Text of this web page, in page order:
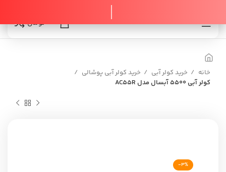
تومان 0
خانه خرید کولر آبی
خرید کولر آبی پوشالی
کولر آبی 5500 آبسال مدل AC55R
-3%